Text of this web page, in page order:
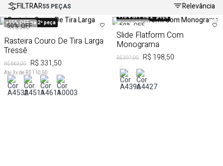
FILTRAR55 PEÇAS Relevância
+15% OFF na 2ª peça
50% OFF
Rasteira Couro De Tira Larga
Tressê
R$ 663,00 R$ 331,50
Até3x de R$ 110,50
+15% OFF na 2ª peça
50% OFF
Slide Flatform Com
Monograma
R$ 397,00 R$ 198,50